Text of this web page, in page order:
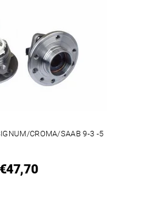
CROMA/SAAB 9-3 -5
€47,70